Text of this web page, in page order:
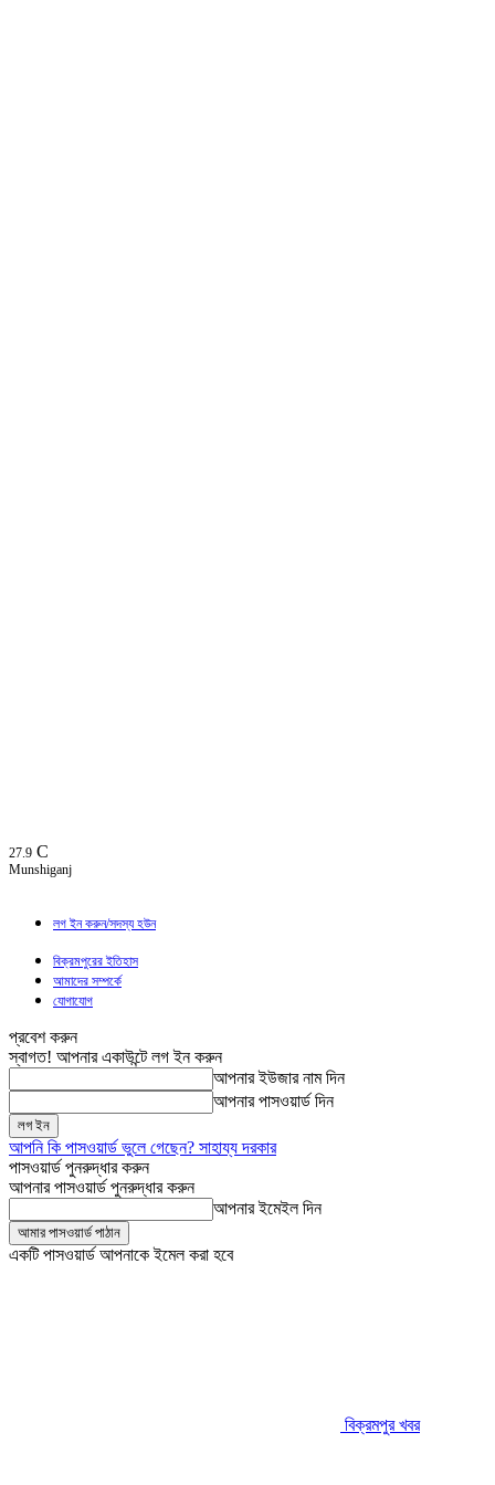
27.9 C
Munshiganj
লগ ইন করুন/সদস্য হউন
বিক্রমপুরের ইতিহাস
আমাদের সম্পর্কে
যোগাযোগ
প্রবেশ করুন
স্বাগত! আপনার একাউন্টে লগ ইন করুন
আপনার ইউজার নাম দিন
আপনার পাসওয়ার্ড দিন
আপনি কি পাসওয়ার্ড ভুলে গেছেন? সাহায্য দরকার
পাসওয়ার্ড পুনরুদ্ধার করুন
আপনার পাসওয়ার্ড পুনরুদ্ধার করুন
আপনার ইমেইল দিন
একটি পাসওয়ার্ড আপনাকে ইমেল করা হবে
বিক্রমপুর খবর